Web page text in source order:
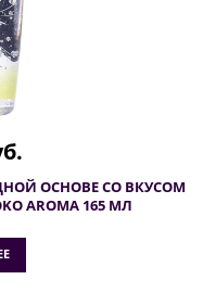
ОСНОВЕ СО ВКУСОМ
AROMA 165 МЛ